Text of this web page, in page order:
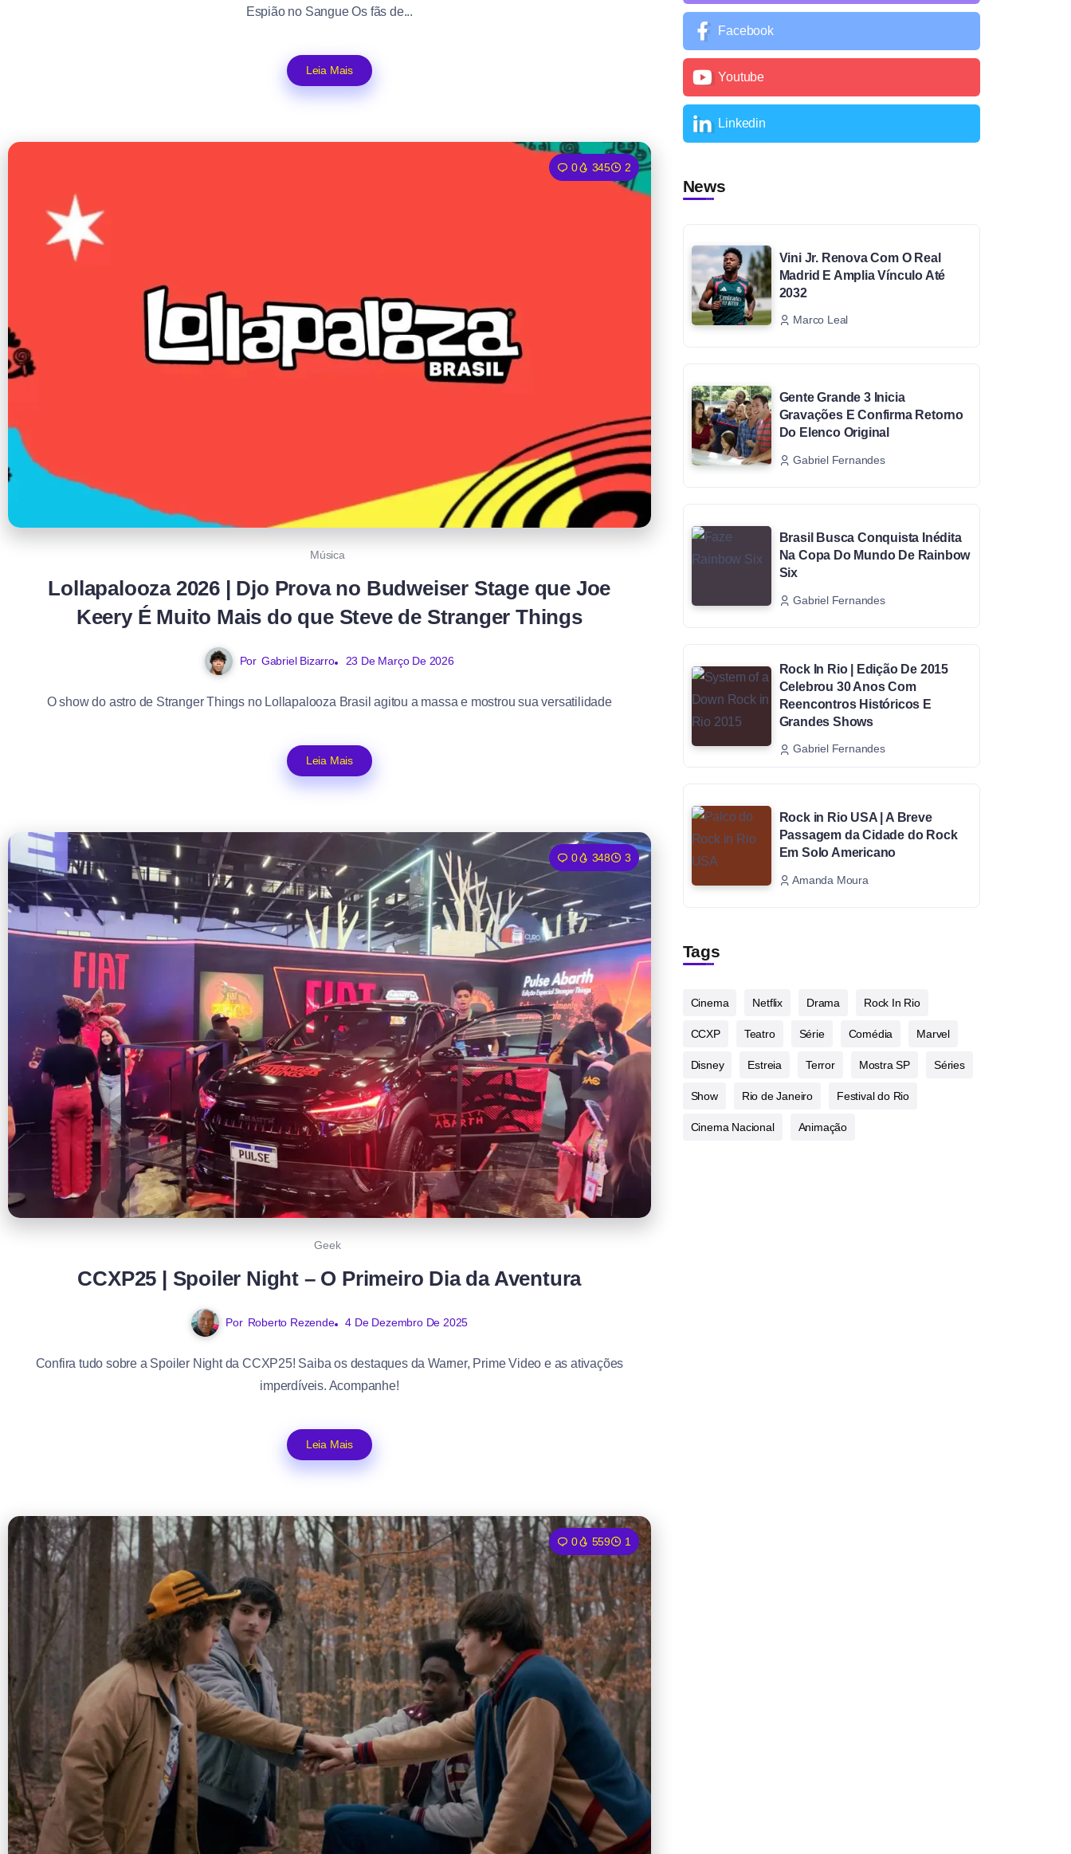
Espião no Sangue Os fãs de...
Leia Mais
0 345 2
Música
Lollapalooza 2026 | Djo Prova no Budweiser Stage que Joe
Keery É Muito Mais do que Steve de Stranger Things
Por Gabriel Bizarro 23 De Março De 2026
O show do astro de Stranger Things no Lollapalooza Brasil agitou a massa e mostrou sua versatilidade
Leia Mais
0 348 3
Geek
CCXP25 | Spoiler Night – O Primeiro Dia da Aventura
Por Roberto Rezende 4 De Dezembro De 2025
Confira tudo sobre a Spoiler Night da CCXP25! Saiba os destaques da Warner, Prime Video e as ativações
imperdíveis. Acompanhe!
Leia Mais
0 559 1
Facebook
Youtube
Linkedin
News
Vini Jr. Renova Com O Real
Madrid E Amplia Vínculo Até
2032
Marco Leal
Gente Grande 3 Inicia
Gravações E Confirma Retorno
Do Elenco Original
Gabriel Fernandes
Brasil Busca Conquista Inédita
Na Copa Do Mundo De Rainbow
Six
Gabriel Fernandes
Rock In Rio | Edição De 2015
Celebrou 30 Anos Com
Reencontros Históricos E
Grandes Shows
Gabriel Fernandes
Rock in Rio USA | A Breve
Passagem da Cidade do Rock
Em Solo Americano
Amanda Moura
Tags
Cinema Netflix Drama Rock In Rio
CCXP Teatro Série Comédia Marvel
Disney Estreia Terror Mostra SP Séries
Show Rio de Janeiro Festival do Rio
Cinema Nacional Animação